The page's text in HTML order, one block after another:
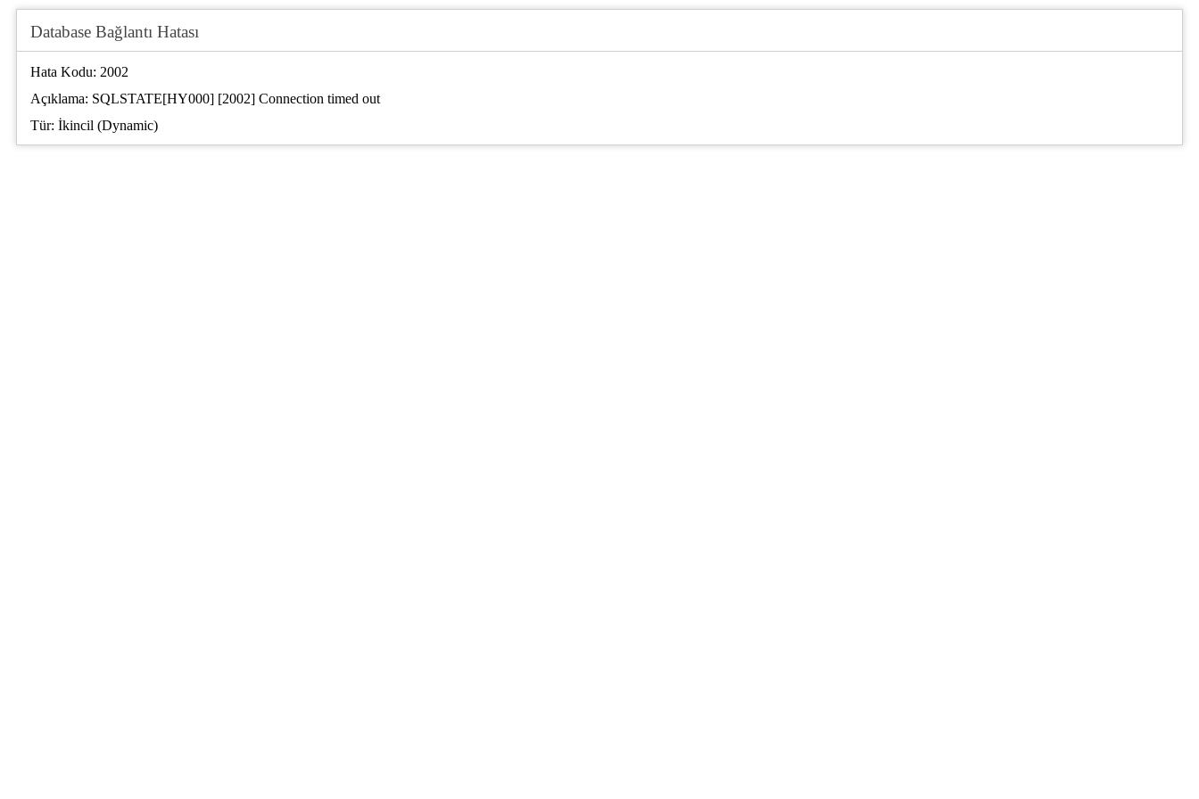
Database Bağlantı Hatası
Hata Kodu: 2002
Açıklama: SQLSTATE[HY000] [2002] Connection timed out
Tür: İkincil (Dynamic)